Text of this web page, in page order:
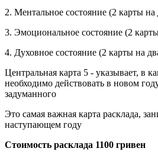
2. Ментальное состояние (2 карты на
3. Эмоциональное состояние (2
4. Духовное состояние (2 карты на
Центральная карта 5 - указывает, в
необходимо действовать в новом
задуманного
Это самая важная карта расклада,
наступающем году
Стоимость расклада 1100 гривен